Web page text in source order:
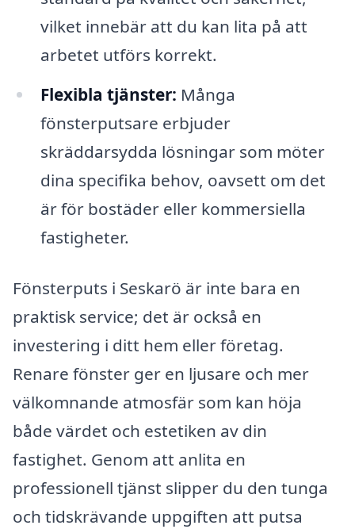
vilket innebär att du kan lita på att
arbetet utförs korrekt.
Flexibla tjänster: Många
fönsterputsare erbjuder
skräddarsydda lösningar som möter
dina specifika behov, oavsett om det
är för bostäder eller kommersiella
fastigheter.
Fönsterputs i Seskarö är inte bara en
praktisk service; det är också en
investering i ditt hem eller företag.
Renare fönster ger en ljusare och mer
välkomnande atmosfär som kan höja
både värdet och estetiken av din
fastighet. Genom att anlita en
professionell tjänst slipper du den tunga
och tidskrävande uppgiften att putsa